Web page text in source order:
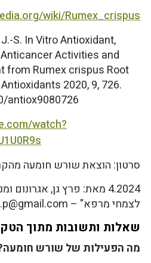
wiki/Rumex_crispus
J.-S. In Vitro Antioxidant,
Activities and
from Rumex crispus Root
2020, 9, 726.
antiox9080726
watch?
סרטון: הוצאת שורש חומעה
4.2024 מאת: פרץ גן,
לצמחי מרפא" – Alalim.p@gmail.com
שאלות ותשובות מתוך
מה הפעילות של שורש